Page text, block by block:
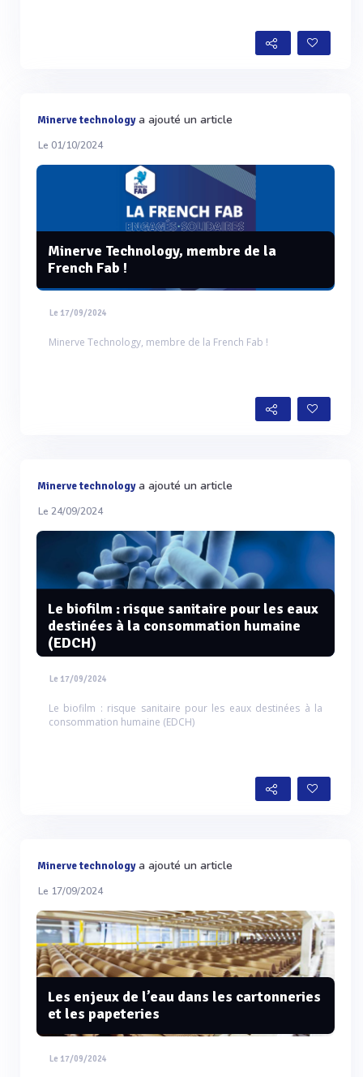
Minerve technologya ajouté un article
Le 01/10/2024
Minerve Technology, membre de la
French Fab !
Le 17/09/2024
Minerve Technology, membre de la French Fab !
Minerve technologya ajouté un article
Le 24/09/2024
Le biofilm : risque sanitaire pour les eaux
destinées à la consommation humaine
(EDCH)
Le 17/09/2024
Le biofilm : risque sanitaire pour les eaux destinées à la
consommation humaine (EDCH)
Minerve technologya ajouté un article
Le 17/09/2024
Les enjeux de l’eau dans les cartonneries
et les papeteries
Le 17/09/2024